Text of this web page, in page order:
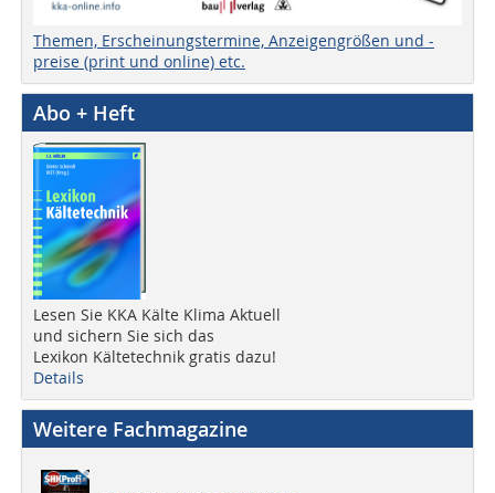
Themen, Erscheinungstermine, Anzeigengrößen und -
preise (print und online) etc.
Abo + Heft
Lesen Sie KKA Kälte Klima Aktuell
und sichern Sie sich das
Lexikon Kältetechnik gratis dazu!
Details
Weitere Fachmagazine